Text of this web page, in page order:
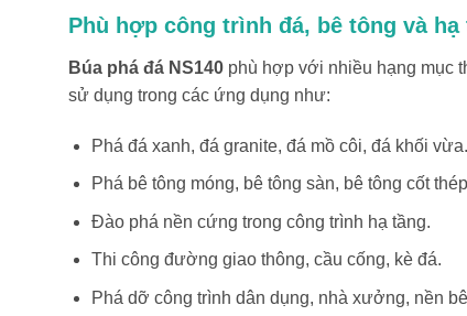
Phù hợp công trình đá, bê tông và hạ
Búa phá đá NS140 phù hợp với nhiều hạng mục
sử dụng trong các ứng dụng như:
Phá đá xanh, đá granite, đá mồ côi, đá khối vừa.
Phá bê tông móng, bê tông sàn, bê tông cốt
Đào phá nền cứng trong công trình hạ tầng.
Thi công đường giao thông, cầu cống, kè đá.
Phá dỡ công trình dân dụng, nhà xưởng, nền